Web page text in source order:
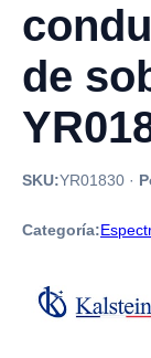
de
SKU:YR01830 ·
Categoría: